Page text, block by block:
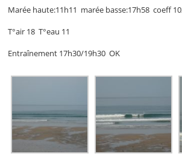
Marée haute:11h11 marée basse:17h58 coeff
T°air 18 T°eau 11
Entraînement 17h30/19h30 OK